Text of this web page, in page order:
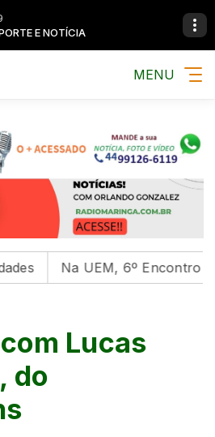
E NOTÍCIA
MENU
Na UEM, 6º Encontro com as
Lucas
do